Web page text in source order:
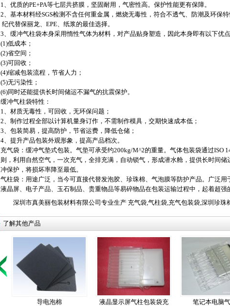
1、优质的PE+PA等七层共挤膜，坚固耐用，气密性高。保护性能更有保障。
2、基本材料经SGS检测不含任何重金属，燃烧无毒性，符合不透气、防潮及环保
纪代替保丽龙、EPE、纸浆的最佳选择。
3、缓冲气柱袋本身采用惰性气体为材料，对产品贴身塑造，因此本身即有以下
(1)低成本；
(2)省空间；
(3)可回收；
(4)缩减包装流程，节省人力；
(5)无污染性；
(6)同时还能提供长时间储运不漏气的抗震保护。
缓冲气柱袋特性：
1、材质无毒性，可回收，无环保问题；
2、制作过程全部以计算机量身订作，不需制作模具，交期快速成本低；
3、包装简易，提高防护，节省运费，降低仓储；
4、提升产品包装外观形象，提高产品档次。
充气袋：缓冲气垫式包装。气垫可承受约200kg/M^2的重量。气体包装袋通过ISO
则，利用自然空气，一次充气，全排充满，自动锁气，形成潜水舱，提供长时间
冲保护，将损坏率降至最低。
气柱袋：用途广泛，当今可直接代替发泡胶、珍珠棉、气泡膜等防护产品。广泛
液晶屏、电子产品、玉石制品、贵重物品等易碎物品在包装运输过程中，起着超强
深圳市真美丽包装材料有限公司专业生产 充气袋,气柱袋,充气包装袋,深圳珍珠
了解其他产品
导电泡棉 液晶显示屏气柱包装袋充 笔记本电脑